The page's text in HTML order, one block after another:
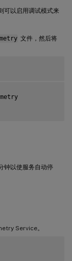
可以启用调试模式来
文件，然后将
钟以使服务自动停
Service。